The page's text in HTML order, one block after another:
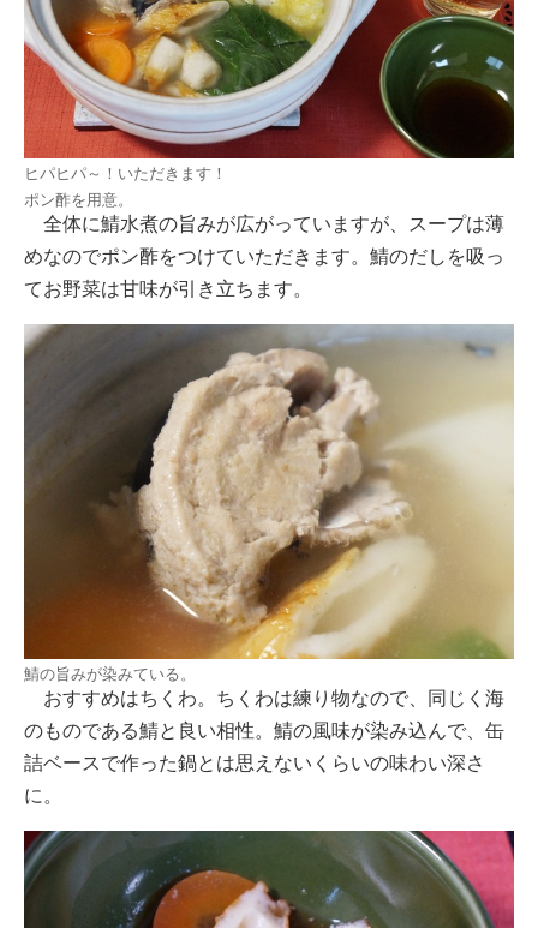
ヒパヒパ～！いただきます！
ポン酢を用意。
全体に鯖水煮の旨みが広がっていますが、スープは薄
めなのでポン酢をつけていただきます。鯖のだしを吸っ
てお野菜は甘味が引き立ちます。
鯖の旨みが染みている。
おすすめはちくわ。ちくわは練り物なので、同じく海
のものである鯖と良い相性。鯖の風味が染み込んで、缶
詰ベースで作った鍋とは思えないくらいの味わい深さ
に。